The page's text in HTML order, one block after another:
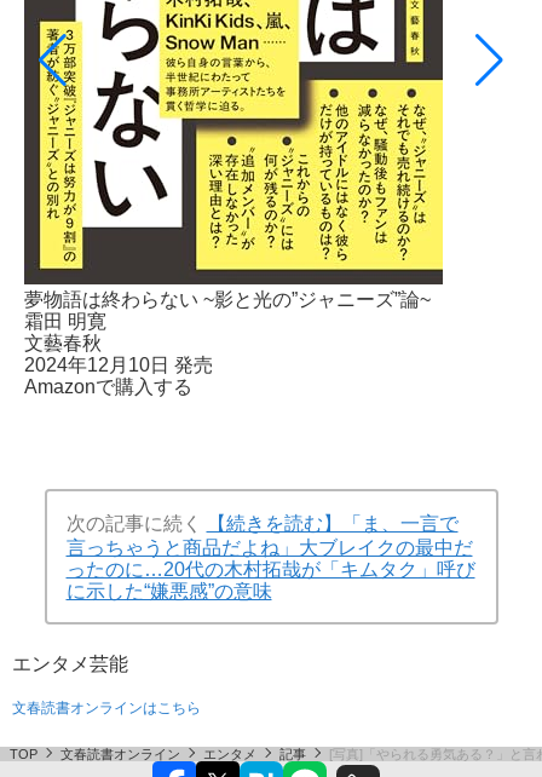
夢物語は終わらない ~影と光の”ジャニーズ”論~
霜田 明寛
文藝春秋
2024年12月10日 発売
Amazonで購入する
次の記事に続く
【続きを読む】「ま、一言で
言っちゃうと商品だよね」大ブレイクの最中だ
ったのに…20代の木村拓哉が「キムタク」呼び
に示した“嫌悪感”の意味
エンタメ芸能
文春読書オンラインはこちら
TOP 文春読書オンライン エンタメ 記事 [写真]「やられる勇気ある？」と